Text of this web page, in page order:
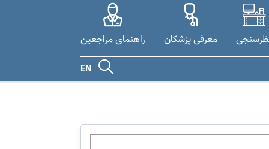
معرفی پزشکان راهنمای مراجعین
EN